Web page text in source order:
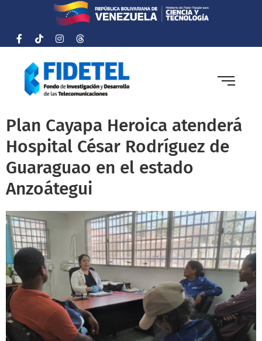
Plan Cayapa Heroica atenderá
Hospital César Rodríguez de
Guaraguao en el estado
Anzoátegui